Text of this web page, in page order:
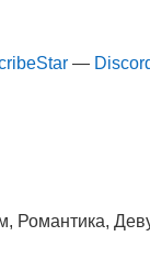
—
Романтика,